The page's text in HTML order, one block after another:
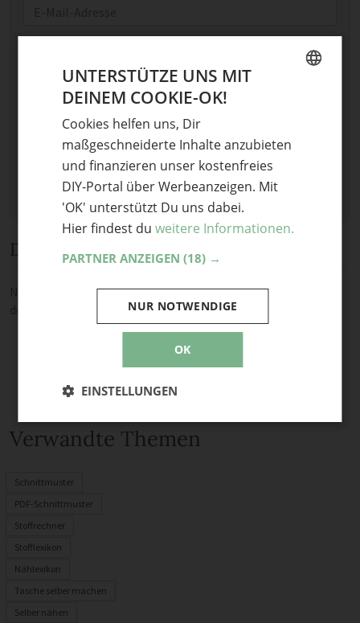
Bild anhängen
Keine Datei ausgewählt
Maximale Dateigröße: 8 MB.
Bild
Diskussion
Noch keine Kommentare — sei die Erste oder der Erste und teile
Verwandte Themen
Schnittmuster
PDF-Schnittmuster
Stoffrechner
Stofflexikon
Nählexikon
Tasche selber machen
Selber nähen
UNTERSTÜTZE UNS MIT
DEINEM COOKIE-OK!
Cookies helfen uns, Dir
maßgeschneiderte Inhalte anzubieten
und finanzieren unser kostenfreies
DIY-Portal über Werbeanzeigen. Mit
'OK' unterstützt Du uns dabei.
Hier findest du weitere Informationen.
PARTNER ANZEIGEN (18) →
OK
NUR NOTWENDIGE
EINSTELLUNGEN